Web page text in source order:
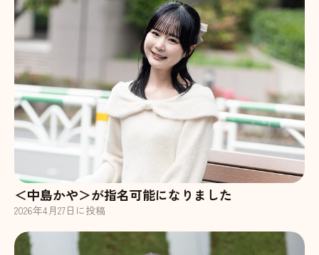
＜中島かや＞が指名可能になりました
2026年4月27日に投稿